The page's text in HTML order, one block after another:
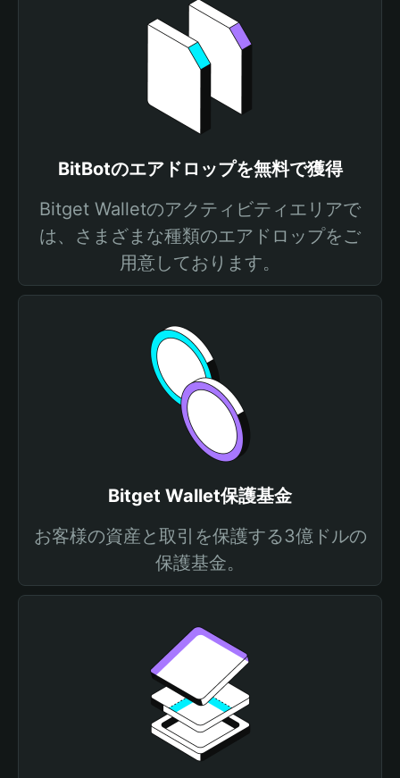
BitBotのエアドロップを無料で獲得
Bitget Walletのアクティビティエリアで
は、さまざまな種類のエアドロップをご
用意しております。
Bitget Wallet保護基金
お客様の資産と取引を保護する3億ドルの
保護基金。